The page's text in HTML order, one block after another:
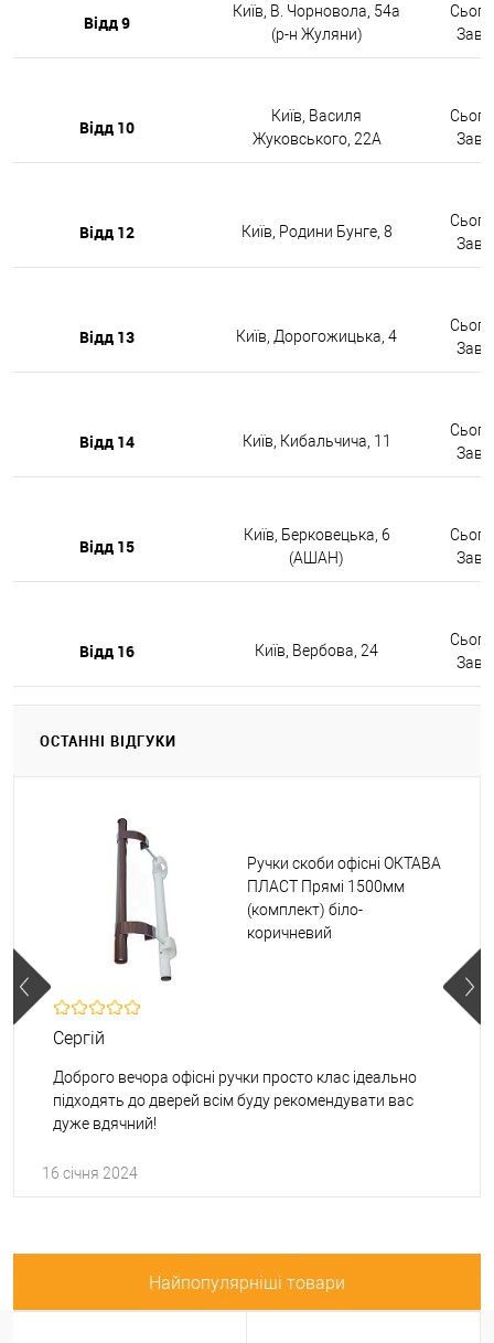
Відд 9
Київ, В. Чорновола, 54а
(р-н Жуляни)
Відд 10
Київ, Василя
Жуковського, 22А
Відд 12 Київ, Родини Бунге, 8
Відд 13 Київ, Дорогожицька, 4
Відд 14 Київ, Кибальчича, 11
Відд 15
Київ, Берковецька, 6
(АШАН)
Відд 16 Київ, Вербова, 24
ОСТАННІ ВІДГУКИ
Ручки скоби офісні ОКТАВА
ПЛАСТ Прямі 1500мм
(комплект) біло-
коричневий
Сергій
Доброго вечора офісні ручки просто клас ідеально
підходять до дверей всім буду рекомендувати вас
дуже вдячний!
16 січня 2024
Найпопулярніші товари